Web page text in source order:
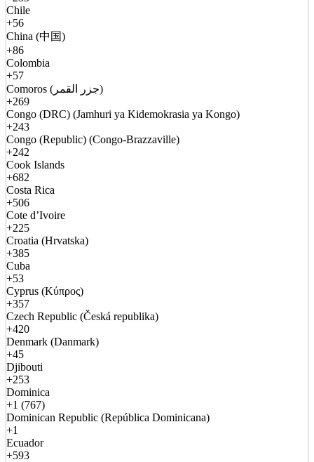
Chile
+56
China (中国)
+86
Colombia
+57
Comoros (جزر القمر)
+269
Congo (DRC) (Jamhuri ya Kidemokrasia ya Kongo)
+243
Congo (Republic) (Congo-Brazzaville)
+242
Cook Islands
+682
Costa Rica
+506
Cote d’Ivoire
+225
Croatia (Hrvatska)
+385
Cuba
+53
Cyprus (Κύπρος)
+357
Czech Republic (Česká republika)
+420
Denmark (Danmark)
+45
Djibouti
+253
Dominica
+1 (767)
Dominican Republic (República Dominicana)
+1
Ecuador
+593